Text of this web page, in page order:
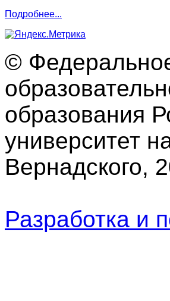
Подробнее...
©
образования
университет
Вернадского,
Разработка и